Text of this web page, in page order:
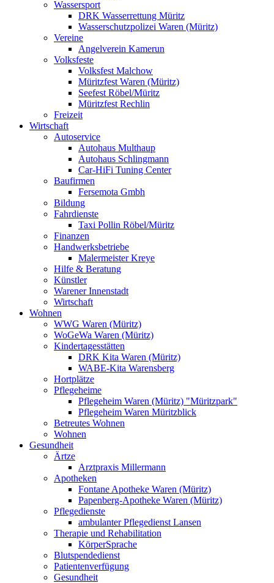
Wassersport
DRK Wasserrettung Müritz
Wasserschutzpolizei Waren (Müritz)
Vereine
Angelverein Kamerun
Volksfeste
Volksfest Malchow
Müritzfest Waren (Müritz)
Seefest Röbel/Müritz
Müritzfest Rechlin
Freizeit
Wirtschaft
Autoservice
Autohaus Multhaup
Autohaus Schlingmann
Car-HiFi Tuning Center
Baufirmen
Fersemota Gmbh
Bildung
Fahrdienste
Taxi Pollin Röbel/Müritz
Finanzen
Handwerksbetriebe
Malermeister Kreye
Hilfe & Beratung
Künstler
Warener Innenstadt
Wirtschaft
Wohnen
WWG Waren (Müritz)
WoGeWa Waren (Müritz)
Kindertagesstätten
DRK Kita Waren (Müritz)
WABE-Kita Warensberg
Hortplätze
Pflegeheime
Pflegeheim Waren (Müritz) "Müritzpark"
Pflegeheim Waren Müritzblick
Betreutes Wohnen
Wohnen
Gesundheit
Ärtze
Arztpraxis Millermann
Apotheken
Fontane Apotheke Waren (Müritz)
Papenberg-Apotheke Waren (Müritz)
Pflegedienste
ambulanter Pflegedienst Lansen
Therapie und Rehabilitation
KörperSprache
Blutspendedienst
Patientenverfügung
Gesundheit